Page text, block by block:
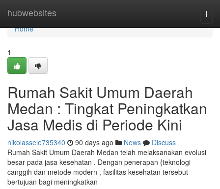
hubwebsites
Home
Home
1
Rumah Sakit Umum Daerah
Medan : Tingkat Peningkatkan
Jasa Medis di Periode Kini
nikolassele735340 90 days ago News
Discuss
Rumah Sakit Umum Daerah Medan telah melaksanakan evolusi
besar pada jasa kesehatan . Dengan penerapan {teknologi
canggih dan metode modern , fasilitas kesehatan tersebut
bertujuan bagi meningkatkan